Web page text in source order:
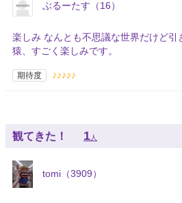
ぶるーたす（16）
楽しみ なんとも不思議な世界だけど
猿、すごく楽しみです。
期待度 ♪♪♪♪♪
観てきた！ 1 人
tomi（3909）